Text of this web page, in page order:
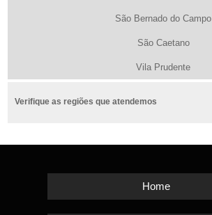
São Bernado do Campo
São Caetano
Vila Prudente
Verifique as regiões que atendemos
Home